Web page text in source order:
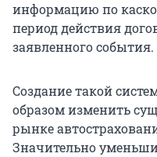
информацию по
период действия
заявленного события.
Создание такой
образом изменить
рынке
Значительно